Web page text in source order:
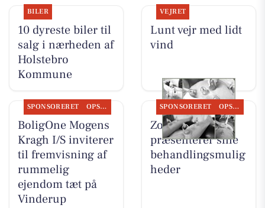
BILER
10 dyreste biler til
salg i nærheden af
Holstebro
Kommune
VEJRET
Lunt vejr med lidt
vind
SPONSORERET OPSLAGSTAVLEN
BoligOne Mogens
Kragh I/S inviterer
til fremvisning af
rummelig
ejendom tæt på
Vinderup
SPONSORERET OPSLAGSTAVLEN
Zones By Gitte
præsenterer sine
behandlingsmulig
heder